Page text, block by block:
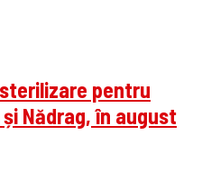
pentru
Nădrag, în august